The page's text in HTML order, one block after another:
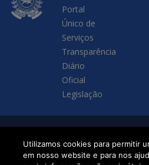
Portal
Único de
Serviços
Transparência
Diário
Oficial
Legislação
SETDIG | Secretaria-
Executiva de
Utilizamos cookies para permitir
em nosso website e para nos